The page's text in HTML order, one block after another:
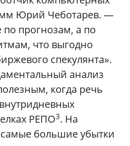
Юрий Чеботарев. —
прогнозам, а по
что выгодно
спекулянта».
анализ
когда речь
РЕПО3. На
большие убытки